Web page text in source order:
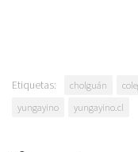
Etiquetas: cholguán
yungayino
yungayino.cl